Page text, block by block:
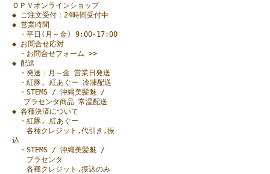
ＯＰＶオンラインショップ
◆ ご注文受付：24時間受付中
◆ 営業時間
・平日(月～金) 9:00-17:00
◆ お問合せ応対
・お問合せフォーム >>
◆ 配送
・発送：月～金 営業日発送
・紅豚, 紅あぐー 冷凍配送
・STEMS / 沖縄美髪魅 /
プラセンタ商品 常温配送
◆ 各種決済について
・紅豚, 紅あぐー
各種クレジット,代引き,振
込
・STEMS / 沖縄美髪魅 /
プラセンタ
各種クレジット,振込のみ